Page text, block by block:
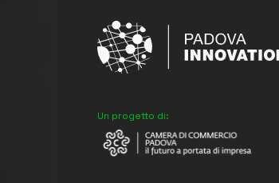
Un progetto di: